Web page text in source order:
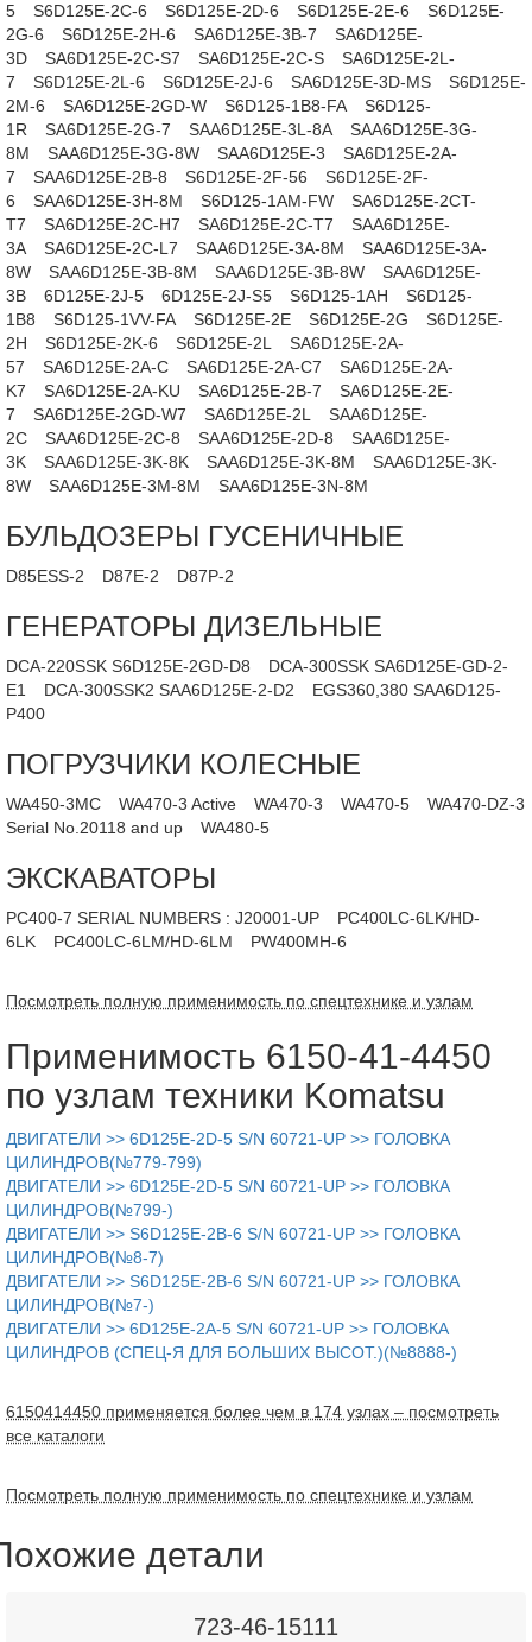
5
S6D125E-2C-6 S6D125E-2D-6 S6D125E-2E-6
S6D125E-
2G-6
S6D125E-2H-6 SA6D125E-3B-7
SA6D125E-
3D
SA6D125E-2C-S7 SA6D125E-2C-S
SA6D125E-2L-
7
S6D125E-2L-6 S6D125E-2J-6 SA6D125E-3D-MS
S6D125E-
2M-6
SA6D125E-2GD-W S6D125-1B8-FA
S6D125-
1R
SA6D125E-2G-7 SAA6D125E-3L-8A
SAA6D125E-3G-
8M
SAA6D125E-3G-8W SAA6D125E-3
SA6D125E-2A-
7
SAA6D125E-2B-8 S6D125E-2F-56
S6D125E-2F-
6
SAA6D125E-3H-8M S6D125-1AM-FW
SA6D125E-2CT-
T7
SA6D125E-2C-H7 SA6D125E-2C-T7
SAA6D125E-
3A
SA6D125E-2C-L7 SAA6D125E-3A-8M
SAA6D125E-3A-
8W
SAA6D125E-3B-8M SAA6D125E-3B-8W
SAA6D125E-
3B
6D125E-2J-5 6D125E-2J-S5 S6D125-1AH
S6D125-
1B8
S6D125-1VV-FA S6D125E-2E S6D125E-2G
S6D125E-
2H
S6D125E-2K-6 S6D125E-2L
SA6D125E-2A-
57
SA6D125E-2A-C SA6D125E-2A-C7
SA6D125E-2A-
K7
SA6D125E-2A-KU SA6D125E-2B-7
SA6D125E-2E-
7
SA6D125E-2GD-W7 SA6D125E-2L
SAA6D125E-
2C
SAA6D125E-2C-8 SAA6D125E-2D-8
SAA6D125E-
3K
SAA6D125E-3K-8K SAA6D125E-3K-8M
SAA6D125E-3K-
8W
SAA6D125E-3M-8M SAA6D125E-3N-8M
БУЛЬДОЗЕРЫ ГУСЕНИЧНЫЕ
D85ESS-2 D87E-2 D87P-2
ГЕНЕРАТОРЫ ДИЗЕЛЬНЫЕ
DCA-220SSK S6D125E-2GD-D8
DCA-300SSK SA6D125E-GD-2-
E1
DCA-300SSK2 SAA6D125E-2-D2
EGS360,380 SAA6D125-
P400
ПОГРУЗЧИКИ КОЛЕСНЫЕ
WA450-3MC WA470-3 Active WA470-3 WA470-5
WA470-DZ-3
Serial No.20118 and up
WA480-5
ЭКСКАВАТОРЫ
PC400-7 SERIAL NUMBERS : J20001-UP
PC400LC-6LK/HD-
6LK
PC400LC-6LM/HD-6LM PW400MH-6
Посмотреть полную применимость по спецтехнике и узлам
Применимость 6150-41-4450
по узлам техники Komatsu
ДВИГАТЕЛИ >> 6D125E-2D-5 S/N 60721-UP >> ГОЛОВКА
ЦИЛИНДРОВ(№779-799)
ДВИГАТЕЛИ >> 6D125E-2D-5 S/N 60721-UP >> ГОЛОВКА
ЦИЛИНДРОВ(№799-)
ДВИГАТЕЛИ >> S6D125E-2B-6 S/N 60721-UP >> ГОЛОВКА
ЦИЛИНДРОВ(№8-7)
ДВИГАТЕЛИ >> S6D125E-2B-6 S/N 60721-UP >> ГОЛОВКА
ЦИЛИНДРОВ(№7-)
ДВИГАТЕЛИ >> 6D125E-2A-5 S/N 60721-UP >> ГОЛОВКА
ЦИЛИНДРОВ (СПЕЦ-Я ДЛЯ БОЛЬШИХ ВЫСОТ.)(№8888-)
6150414450 применяется более чем в 174 узлах – посмотреть
все каталоги
Посмотреть полную применимость по спецтехнике и узлам
детали
723-46-15111